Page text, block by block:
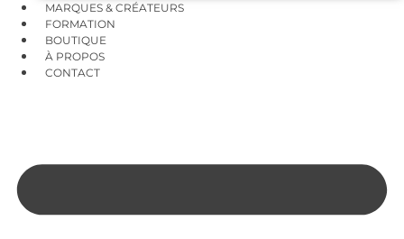
MARQUES & CRÉATEURS
FORMATION
BOUTIQUE
À PROPOS
CONTACT